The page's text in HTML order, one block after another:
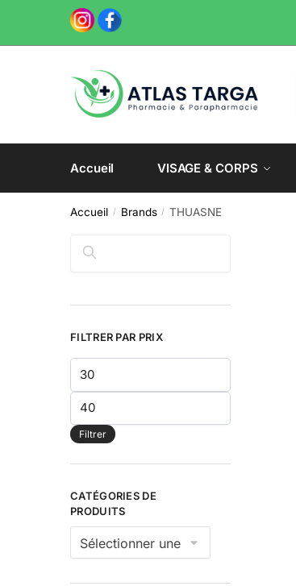
navigation
content
Accueil VISAGE & CORPS
Accueil / Brands / THUASNE
Rechercher
FILTRER PAR PRIX
Prix
min
Prix
max
Filtrer
CATÉGORIES DE
PRODUITS